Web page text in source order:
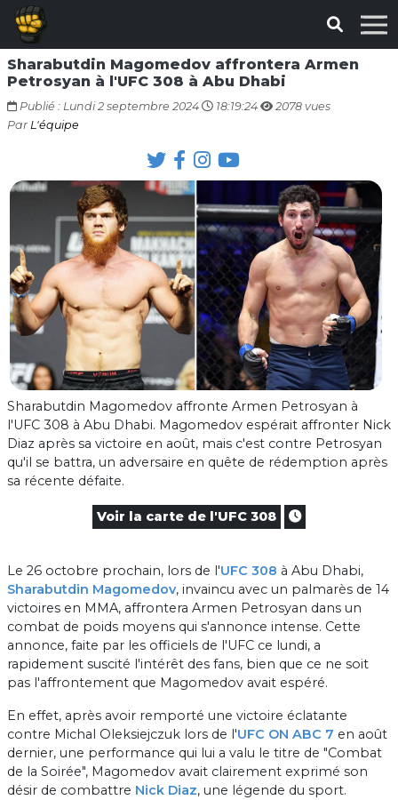
Sharabutdin Magomedov affrontera Armen
Petrosyan à l'UFC 308 à Abu Dhabi
Publié : Lundi 2 septembre 2024 18:19:24
2078 vues
Par L'équipe
Sharabutdin Magomedov affronte Armen Petrosyan à
l'UFC 308 à Abu Dhabi. Magomedov espérait affronter Nick
Diaz après sa victoire en août, mais c'est contre Petrosyan
qu'il se battra, un adversaire en quête de rédemption après
sa récente défaite.
Voir la carte de l'UFC 308
Le 26 octobre prochain, lors de l'UFC 308 à Abu Dhabi,
Sharabutdin Magomedov, invaincu avec un palmarès de 14
victoires en MMA, affrontera Armen Petrosyan dans un
combat de poids moyens qui s'annonce intense. Cette
annonce, faite par les officiels de l'UFC ce lundi, a
rapidement suscité l'intérêt des fans, bien que ce ne soit
pas l'affrontement que Magomedov avait espéré.
En effet, après avoir remporté une victoire éclatante
contre Michal Oleksiejczuk lors de l'UFC ON ABC 7 en août
dernier, une performance qui lui a valu le titre de "Combat
de la Soirée", Magomedov avait clairement exprimé son
désir de combattre Nick Diaz, une légende du sport.